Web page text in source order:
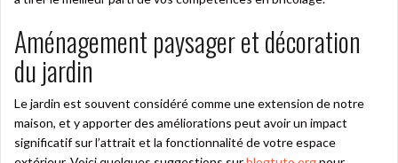
Aménagement paysager et décoration
du jardin
Le jardin est souvent considéré comme une extension de notre
maison, et y apporter des améliorations peut avoir un impact
significatif sur l’attrait et la fonctionnalité de votre espace